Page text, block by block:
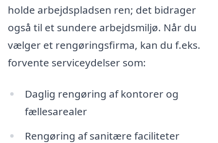
holde arbejdspladsen ren; det bidrager
også til et sundere arbejdsmiljø. Når du
vælger et rengøringsfirma, kan du f.eks.
forvente serviceydelser som:
Daglig rengøring af kontorer og
fællesarealer
Rengøring af sanitære faciliteter